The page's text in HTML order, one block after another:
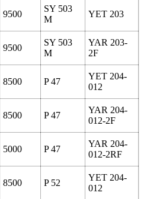
9500
SY 503
M
YET 203
9500
SY 503
M
YAR 203-
2F
8500 P 47
YET 204-
012
8500 P 47
YAR 204-
012-2F
5000 P 47
YAR 204-
012-2RF
8500 P 52
YET 204-
012